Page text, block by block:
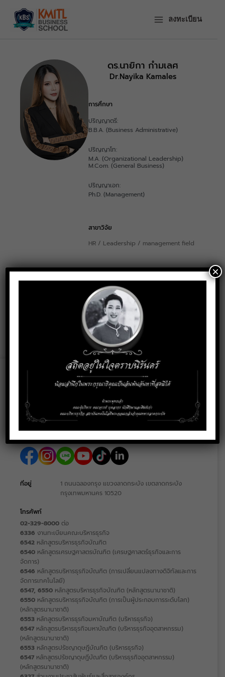
ลงทะเบียน
ดร.นายิกา กำมเลศ
Dr.Nayika Kamales
การศึกษา
ปริญญาตรี:
B.B.A. (Business Administrative)
ปริญญาโท:
M.A. (Organizational Leadership)
M.Com. (General Business)
ปริญญาเอก:
Ph.D. (Management)
สาขาวิจัย
HR / Leadership / management field
Email:
nayika.ka@kmitl.ac.th
Social Media
ที่อยู่
1 ถนนฉลองกรุง แขวงลาดกระบัง เขตลาดกระบัง
กรุงเทพมหานคร 10520
โทรศัพท์
02-329-8000 ต่อ
6336 งานทะเบียนคณะบริหารธุรกิจ
6542 หลักสูตรบริหารธุรกิจบัณฑิต
6540 หลักสูตรเศรษฐศาสตรบัณฑิต (เศรษฐศาสตร์ธุรกิจและการ
จัดการ)
6546 หลักสูตรบริหารธุรกิจบัณฑิต (การเปลี่ยนแปลงทางดิจิทัลและการ
จัดการเทคโนโลยี)
6547, 6550 หลักสูตรบริหารธุรกิจบัณฑิต (หลักสูตรนานาชาติ)
6550 หลักสูตรบริหารธุรกิจบัณฑิต (การเป็นผู้ประกอบการระดับโลก)
(หลักสูตรนานาชาติ)
6553 หลักสูตรบริหารธุรกิจมหาบัณฑิต (บริหารธุรกิจ)
6547 หลักสูตรบริหารธุรกิจมหาบัณฑิต (บริหารธุรกิจอุตสาหกรรม)
(หลักสูตรนานาชาติ)
6553 หลักสูตรปรัชญาดุษฎีบัณฑิต (บริหารธุรกิจ)
6547 หลักสูตรปรัชญาดุษฎีบัณฑิต (บริหารธุรกิจอุตสาหกรรม)
(หลักสูตรนานาชาติ)
×